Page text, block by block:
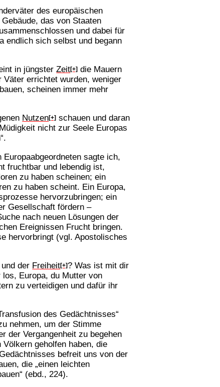
des europäischen
das von Staaten
und dabei für
endlich sich selbst und begann
in jüngsterZeit[+] die Mauern
Väter errichtet wurden, weniger
scheinen immer mehr
Nutzen[+] schauen und daran
nicht zur Seele Europas
sagte ich,
fruchtbar und lebendig ist,
zu haben scheinen; ein
zu haben scheint. Ein Europa,
hervorzubringen; ein
Gesellschaft fördern –
nach neuen Lösungen der
Ereignissen Frucht bringen.
hervorbringt (vgl. Apostolisches
der Freiheit[+]? Was ist mit dir
Europa, du Mutter von
zu verteidigen und dafür ihr
des Gedächtnisses“
nehmen, um der Stimme
der Vergangenheit zu begehen
geholfen haben, die
befreit uns von der
die „einen leichten
(ebd., 224).